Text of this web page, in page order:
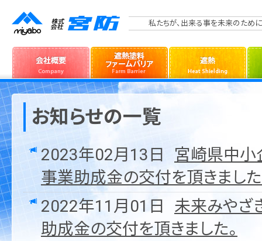
私たちが、出来る事を未来のために
お知らせの一覧
2023年02月13日
宮崎県中
事業助成金の交付を頂きました
2022年11月01日
未来みやざ
助成金の交付を頂きました。